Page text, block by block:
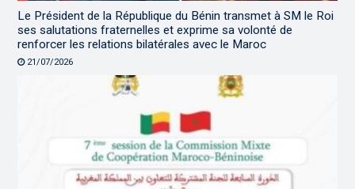
Le Président de la République du Bénin transmet à SM le Roi
ses salutations fraternelles et exprime sa volonté de
renforcer les relations bilatérales avec le Maroc
21/07/2026